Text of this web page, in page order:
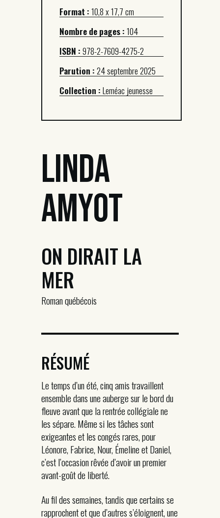
Format :10,8 x 17,7 cm
Nombre de pages :104
ISBN :978-2-7609-4275-2
Parution :24 septembre 2025
Collection :Leméac jeunesse
Linda
Amyot
ON DIRAIT LA
MER
Roman québécois
RÉSUMÉ
Le temps d’un été, cinq amis travaillent
ensemble dans une auberge sur le bord du
fleuve avant que la rentrée collégiale ne
les sépare. Même si les tâches sont
exigeantes et les congés rares, pour
Léonore, Fabrice, Nour, Émeline et Daniel,
c’est l’occasion rêvée d’avoir un premier
avant-goût de liberté.
Au fil des semaines, tandis que certains se
rapprochent et que d’autres s’éloignent, une